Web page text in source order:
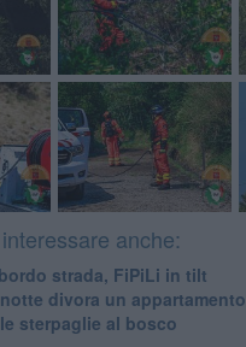
anche:
strada, FiPiLi in tilt
divora un appartamento
sterpaglie al bosco